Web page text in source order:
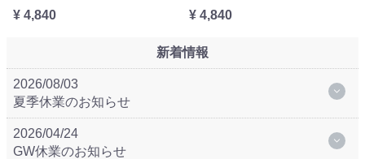
¥ 4,840
¥ 4,840
新着情報
2026/08/03
夏季休業のお知らせ
2026/04/24
GW休業のお知らせ